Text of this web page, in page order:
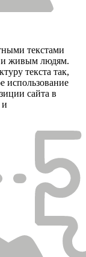
текстами
и живым людям.
текста так,
использование
сайта в
и